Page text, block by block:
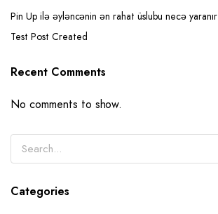
Pin Up ilə əyləncənin ən rahat üslubu necə yaranır
Test Post Created
Recent Comments
No comments to show.
Categories